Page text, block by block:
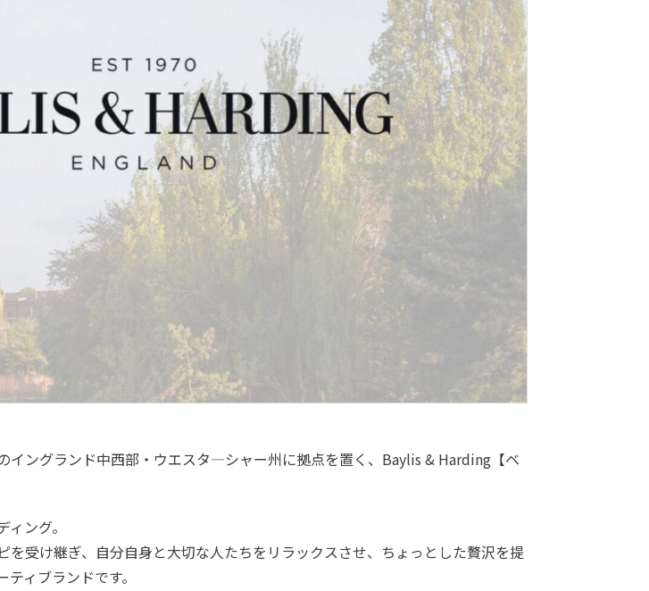
イングランド中西部・ウエスタ―シャー州に拠点を置く、Baylis & Harding【ベ
ング。
を受け継ぎ、自分自身と大切な人たちをリラックスさせ、ちょっとした贅沢を提
ィブランドです。